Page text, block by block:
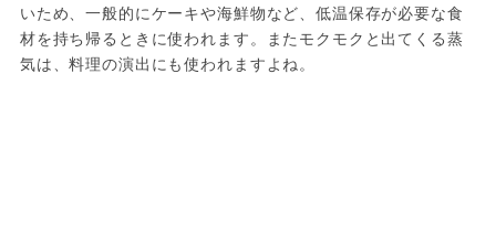
いため、一般的にケーキや海鮮物など、低温保存が必要な食
材を持ち帰るときに使われます。またモクモクと出てくる蒸
気は、料理の演出にも使われますよね。